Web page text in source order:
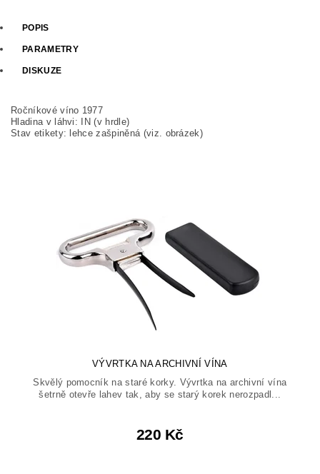
POPIS
PARAMETRY
DISKUZE
Ročníkové víno 1977
Hladina v láhvi: IN (v hrdle)
Stav etikety: lehce zašpiněná (viz. obrázek)
VÝVRTKA NA ARCHIVNÍ VÍNA
Skvělý pomocník na staré korky. Vývrtka na archivní vína
šetrně otevře lahev tak, aby se starý korek nerozpadl...
220 Kč